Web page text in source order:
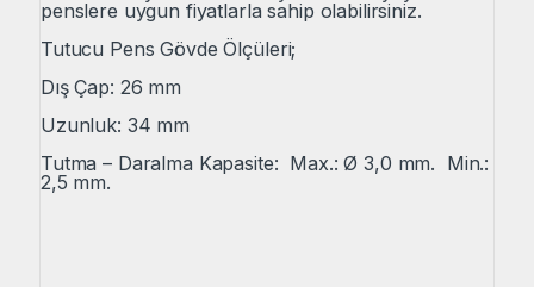
penslere uygun fiyatlarla sahip olabilirsiniz.
Tutucu Pens Gövde Ölçüleri;
Dış Çap: 26 mm
Uzunluk: 34 mm
Tutma – Daralma Kapasite: Max.: Ø 3,0 mm. Min.:
2,5 mm.